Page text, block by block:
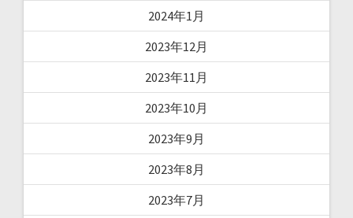
2024年1月
2023年12月
2023年11月
2023年10月
2023年9月
2023年8月
2023年7月